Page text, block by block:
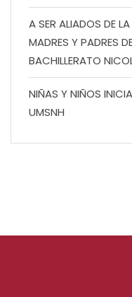
A SER ALIADOS DE
MADRES Y PADRES
BACHILLERATO
NIÑAS Y NIÑOS
UMSNH